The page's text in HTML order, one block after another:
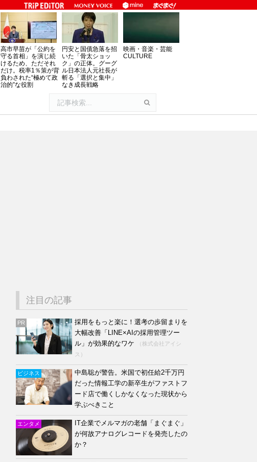
高市早苗が「公約を
守る首相」を演じ続
けるため、ただそれ
だけ。税率1％策が背
負わされた“極めて政
治的”な役割
円安と国債急落を招
いた「骨太ショッ
ク」の正体。グーグ
ル日本法人元社長が
斬る「選択と集中」
なき成長戦略
映画・音楽・芸能
CULTURE
注目の記事
PR
採用をもっと楽に！選考の歩留まりを
大幅改善「LINE×AIの採用管理ツー
ル」が効果的なワケ
（株式会社アイシ
ス）
ビジネス
中島聡が警告。米国で初任給2千万円
だった情報工学の新卒生がファストフ
ード店で働くしかなくなった現状から
学ぶべきこと
エンタメ
IT企業でメルマガの老舗「まぐまぐ」
が何故アナログレコードを発売したの
か？